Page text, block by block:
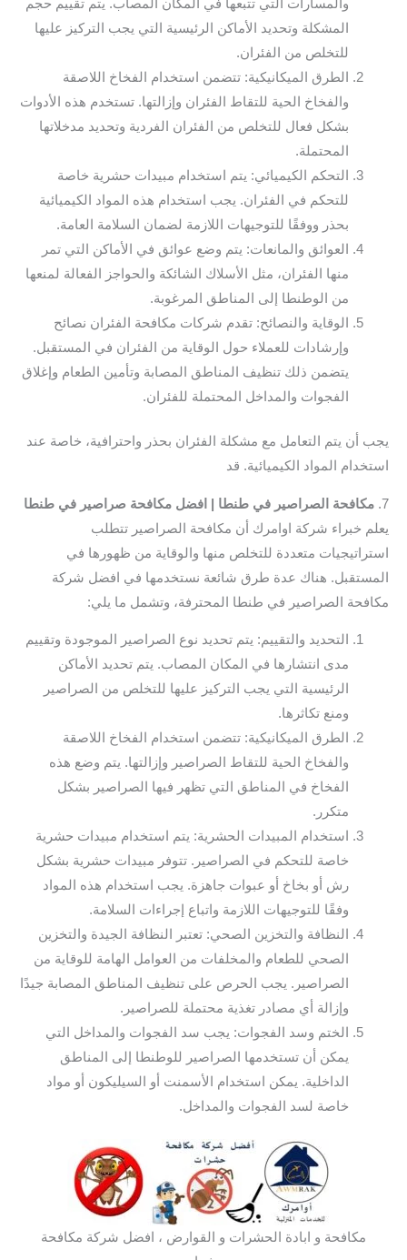
والمسارات التي تتبعها في المكان المصاب. يتم تقييم حجم
المشكلة وتحديد الأماكن الرئيسية التي يجب التركيز عليها
للتخلص من الفئران.
الطرق الميكانيكية: تتضمن استخدام الفخاخ اللاصقة
والفخاخ الحية للتقاط الفئران وإزالتها. تستخدم هذه الأدوات
بشكل فعال للتخلص من الفئران الفردية وتحديد مدخلاتها
المحتملة.
التحكم الكيميائي: يتم استخدام مبيدات حشرية خاصة
للتحكم في الفئران. يجب استخدام هذه المواد الكيميائية
بحذر ووفقًا للتوجيهات اللازمة لضمان السلامة العامة.
العوائق والمانعات: يتم وضع عوائق في الأماكن التي تمر
منها الفئران، مثل الأسلاك الشائكة والحواجز الفعالة لمنعها
من الوطنطا إلى المناطق المرغوبة.
الوقاية والنصائح: تقدم شركات مكافحة الفئران نصائح
وإرشادات للعملاء حول الوقاية من الفئران في المستقبل.
يتضمن ذلك تنظيف المناطق المصابة وتأمين الطعام وإغلاق
الفجوات والمداخل المحتملة للفئران.
يجب أن يتم التعامل مع مشكلة الفئران بحذر واحترافية، خاصة عند
استخدام المواد الكيميائية. قد
7. مكافحة الصراصير في طنطا | افضل مكافحة صراصير في طنطا
يعلم خبراء شركة اوامرك أن مكافحة الصراصير تتطلب
استراتيجيات متعددة للتخلص منها والوقاية من ظهورها في
المستقبل. هناك عدة طرق شائعة نستخدمها في افضل شركة
مكافحة الصراصير في طنطا المحترفة، وتشمل ما يلي:
التحديد والتقييم: يتم تحديد نوع الصراصير الموجودة وتقييم
مدى انتشارها في المكان المصاب. يتم تحديد الأماكن
الرئيسية التي يجب التركيز عليها للتخلص من الصراصير
ومنع تكاثرها.
الطرق الميكانيكية: تتضمن استخدام الفخاخ اللاصقة
والفخاخ الحية للتقاط الصراصير وإزالتها. يتم وضع هذه
الفخاخ في المناطق التي تظهر فيها الصراصير بشكل
متكرر.
استخدام المبيدات الحشرية: يتم استخدام مبيدات حشرية
خاصة للتحكم في الصراصير. تتوفر مبيدات حشرية بشكل
رش أو بخاخ أو عبوات جاهزة. يجب استخدام هذه المواد
وفقًا للتوجيهات اللازمة واتباع إجراءات السلامة.
النظافة والتخزين الصحي: تعتبر النظافة الجيدة والتخزين
الصحي للطعام والمخلفات من العوامل الهامة للوقاية من
الصراصير. يجب الحرص على تنظيف المناطق المصابة جيدًا
وإزالة أي مصادر تغذية محتملة للصراصير.
الختم وسد الفجوات: يجب سد الفجوات والمداخل التي
يمكن أن تستخدمها الصراصير للوطنطا إلى المناطق
الداخلية. يمكن استخدام الأسمنت أو السيليكون أو مواد
خاصة لسد الفجوات والمداخل.
مكافحة و ابادة الحشرات و القوارض ، افضل شركة مكافحة